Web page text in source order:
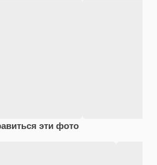
эти фото